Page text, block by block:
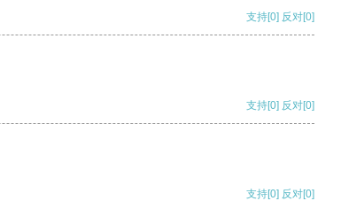
支持[0] 反对[0]
支持[0] 反对[0]
支持[0] 反对[0]